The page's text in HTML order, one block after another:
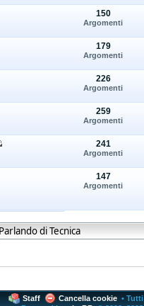
150
Argomenti
179
Argomenti
226
Argomenti
259
Argomenti
241
Argomenti
147
Argomenti
Staff Cancella cookie •